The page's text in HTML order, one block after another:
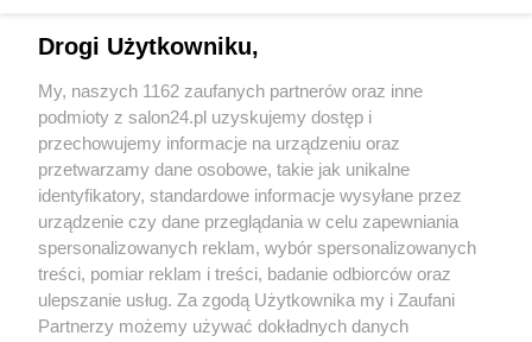
Sport
Społeczeństwo
Kultura
X Facebook Instagram Youtube
Drogi Użytkowniku,
My, naszych 1162 zaufanych partnerów oraz inne
podmioty z salon24.pl uzyskujemy dostęp i
przechowujemy informacje na urządzeniu oraz
przetwarzamy dane osobowe, takie jak unikalne
identyfikatory, standardowe informacje wysyłane przez
urządzenie czy dane przeglądania w celu zapewniania
spersonalizowanych reklam, wybór spersonalizowanych
treści, pomiar reklam i treści, badanie odbiorców oraz
ulepszanie usług. Za zgodą Użytkownika my i Zaufani
Partnerzy możemy używać dokładnych danych